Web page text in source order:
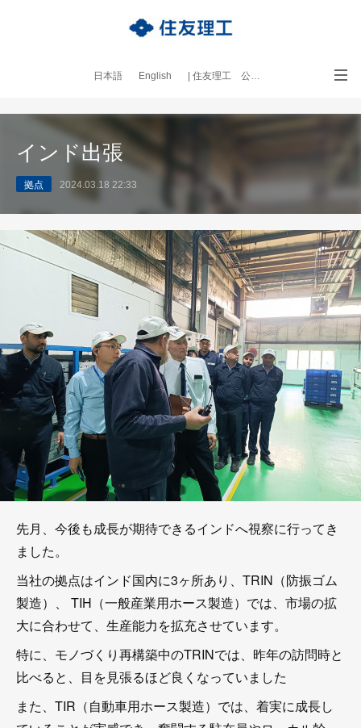
日本語 English | 住友理工 公式サイト
｜本ブログについて
インド出張
拠点 2024.03.18 22:33
先月、今後も成長が期待できるインドへ視察に行ってき
ました。
当社の拠点はインド国内に3ヶ所あり、TRIN（防振ゴム
製造）、 TIH（一般産業用ホース製造）では、市場の拡
大に合わせて、生産能力を拡充させています。
特に、モノづくり再構築中のTRINでは、昨年の訪問時と
比べると、目を見張るほど良くなっていました
また、TIR（自動車用ホース製造）では、着実に成長し